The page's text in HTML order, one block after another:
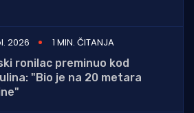
2026
1 MIN. ČITANJA
ronilac preminuo kod
"Bio je na 20 metara